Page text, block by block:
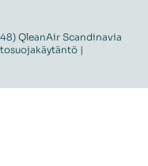
QleanAir Scandinavia
|